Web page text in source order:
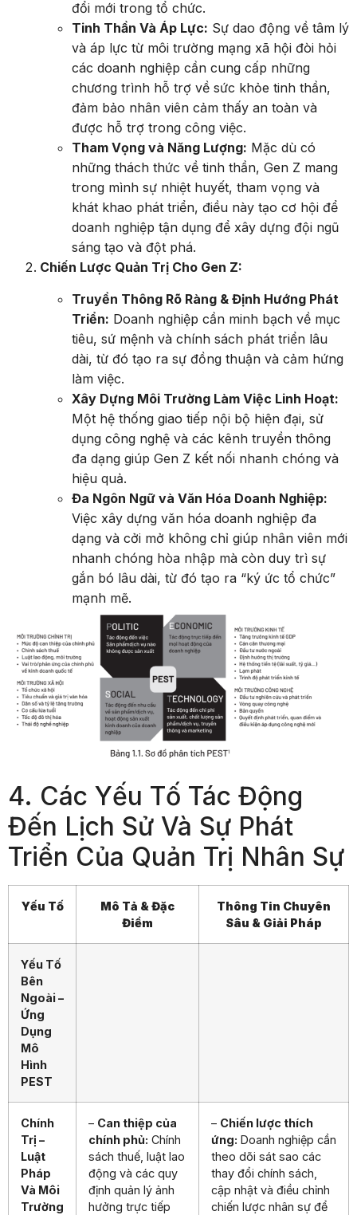
đổi mới trong tổ chức.
Tinh Thần Và Áp Lực: Sự dao động về tâm lý
và áp lực từ môi trường mạng xã hội đòi hỏi
các doanh nghiệp cần cung cấp những
chương trình hỗ trợ về sức khỏe tinh thần,
đảm bảo nhân viên cảm thấy an toàn và
được hỗ trợ trong công việc.
Tham Vọng và Năng Lượng: Mặc dù có
những thách thức về tinh thần, Gen Z mang
trong mình sự nhiệt huyết, tham vọng và
khát khao phát triển, điều này tạo cơ hội để
doanh nghiệp tận dụng để xây dựng đội ngũ
sáng tạo và đột phá.
Chiến Lược Quản Trị Cho Gen Z:
Truyền Thông Rõ Ràng & Định Hướng Phát
Triển: Doanh nghiệp cần minh bạch về mục
tiêu, sứ mệnh và chính sách phát triển lâu
dài, từ đó tạo ra sự đồng thuận và cảm hứng
làm việc.
Xây Dựng Môi Trường Làm Việc Linh Hoạt:
Một hệ thống giao tiếp nội bộ hiện đại, sử
dụng công nghệ và các kênh truyền thông
đa dạng giúp Gen Z kết nối nhanh chóng và
hiệu quả.
Đa Ngôn Ngữ và Văn Hóa Doanh Nghiệp:
Việc xây dựng văn hóa doanh nghiệp đa
dạng và cởi mở không chỉ giúp nhân viên mới
nhanh chóng hòa nhập mà còn duy trì sự
gắn bó lâu dài, từ đó tạo ra “ký ức tổ chức”
mạnh mẽ.
4. Các Yếu Tố Tác Động
Đến Lịch Sử Và Sự Phát
Triển Của Quản Trị Nhân Sự
Yếu Tố
Mô Tả & Đặc
Điểm
Thông Tin Chuyên
Sâu & Giải Pháp
Yếu Tố
Bên
Ngoài –
Ứng
Dụng
Mô
Hình
PEST
Chính
Trị –
Luật
Pháp
Và Môi
Trường
– Can thiệp của
chính phủ: Chính
sách thuế, luật lao
động và các quy
định quản lý ảnh
hưởng trực tiếp
– Chiến lược thích
ứng: Doanh nghiệp cần
theo dõi sát sao các
thay đổi chính sách,
cập nhật và điều chỉnh
chiến lược nhân sự để